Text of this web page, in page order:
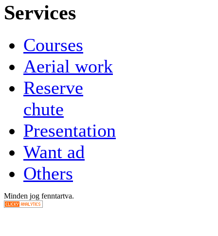
Services
Courses
Aerial work
Reserve
chute
Presentation
Want ad
Others
Minden jog fenntartva.